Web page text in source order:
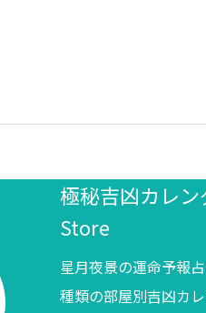
極秘吉凶カレ
Store
星月夜景の運命予報
種類の部屋別吉凶カ